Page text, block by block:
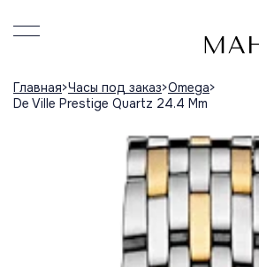
Главная Часы под заказ Omega
De Ville Prestige Quartz 24.4 Mm